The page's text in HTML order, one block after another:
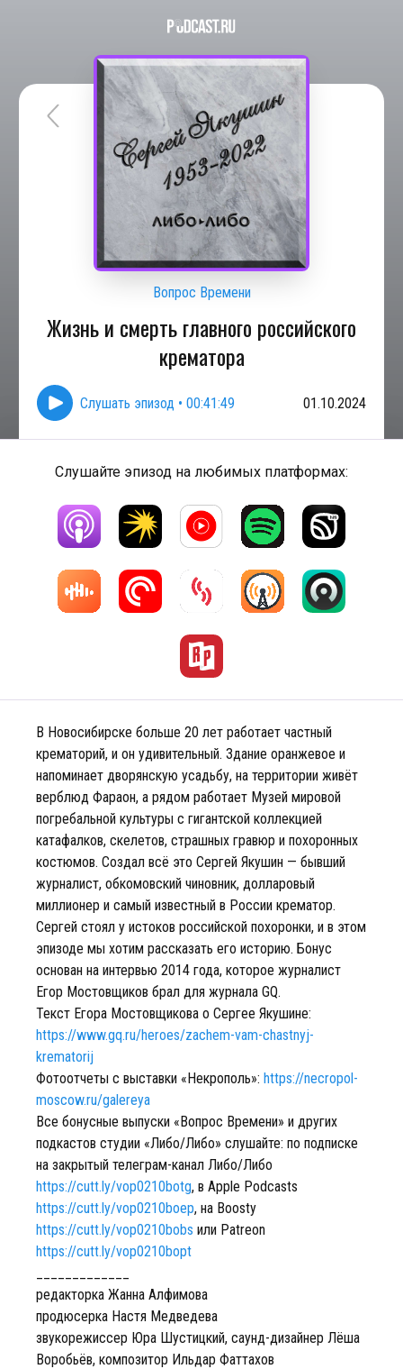
Вопрос Времени
Жизнь и смерть главного российского
крематора
Слушать эпизод • 00:41:49 01.10.2024
Слушайте эпизод на любимых платформах:
В Новосибирске больше 20 лет работает частный
крематорий, и он удивительный. Здание оранжевое и
напоминает дворянскую усадьбу, на территории живёт
верблюд Фараон, а рядом работает Музей мировой
погребальной культуры с гигантской коллекцией
катафалков, скелетов, страшных гравюр и похоронных
костюмов. Создал всё это Сергей Якушин — бывший
журналист, обкомовский чиновник, долларовый
миллионер и самый известный в России крематор.
Сергей стоял у истоков российской похоронки, и в этом
эпизоде мы хотим рассказать его историю. Бонус
основан на интервью 2014 года, которое журналист
Егор Мостовщиков брал для журнала GQ.
Текст Егора Мостовщикова о Сергее Якушине:
https://www.gq.ru/heroes/zachem-vam-chastnyj-
krematorij
Фотоотчеты с выставки «Некрополь»: https://necropol-
moscow.ru/galereya
Все бонусные выпуски «Вопрос Времени» и других
подкастов студии «Либо/Либо» слушайте: по подписке
на закрытый телеграм-канал Либо/Либо
https://cutt.ly/vop0210botg, в Apple Podcasts
https://cutt.ly/vop0210boep, на Boosty
https://cutt.ly/vop0210bobs или Patreon
https://cutt.ly/vop0210bopt
редакторка Жанна Алфимова
продюсерка Настя Медведева
звукорежиссер Юра Шустицкий, саунд-дизайнер Лёша
Воробьёв, композитор Ильдар Фаттахов